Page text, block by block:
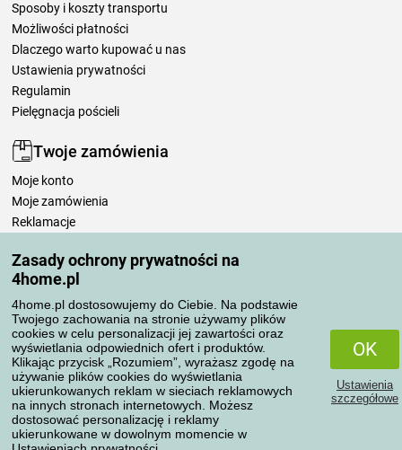
Zasady ochrony prywatności na
4home.pl
4home.pl dostosowujemy do Ciebie. Na podstawie
Twojego zachowania na stronie używamy plików
cookies w celu personalizacji jej zawartości oraz
wyświetlania odpowiednich ofert i produktów.
Klikając przycisk „Rozumiem”, wyrażasz zgodę na
używanie plików cookies do wyświetlania
ukierunkowanych reklam w sieciach reklamowych
na innych stronach internetowych. Możesz
dostosować personalizację i reklamy
ukierunkowane w dowolnym momencie w
OK
Ustawienia
szczegółowe
Sposoby i koszty transportu
Możliwości płatności
Dlaczego warto kupować u nas
Ustawienia prywatności
Regulamin
Pielęgnacja pościeli
Twoje zamówienia
Moje konto
Moje zamówienia
Reklamacje
Zasady przetwarzania recenzji
Sposoby transportu
Metody płatności
Niezawodny sklep